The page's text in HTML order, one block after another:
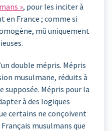
», pour les inciter à
en France ; comme si
mû uniquement
double mépris. Mépris
musulmane, réduits à
supposée. Mépris pour la
à des logiques
certains ne conçoivent
musulmans que